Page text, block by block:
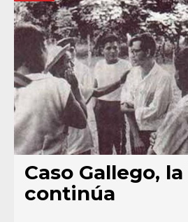
Caso Gallego,
continúa